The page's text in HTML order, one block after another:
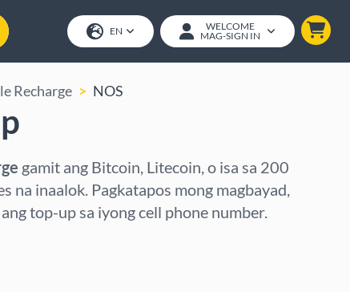
EN
WELCOME
MAG-SIGN IN
Recharge NOS
gamit ang Bitcoin, Litecoin, o isa sa 200
na inaalok. Pagkatapos mong magbayad,
top-up sa iyong cell phone number.